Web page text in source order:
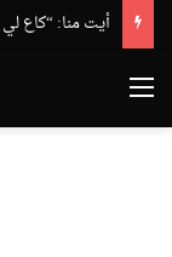
القائمة